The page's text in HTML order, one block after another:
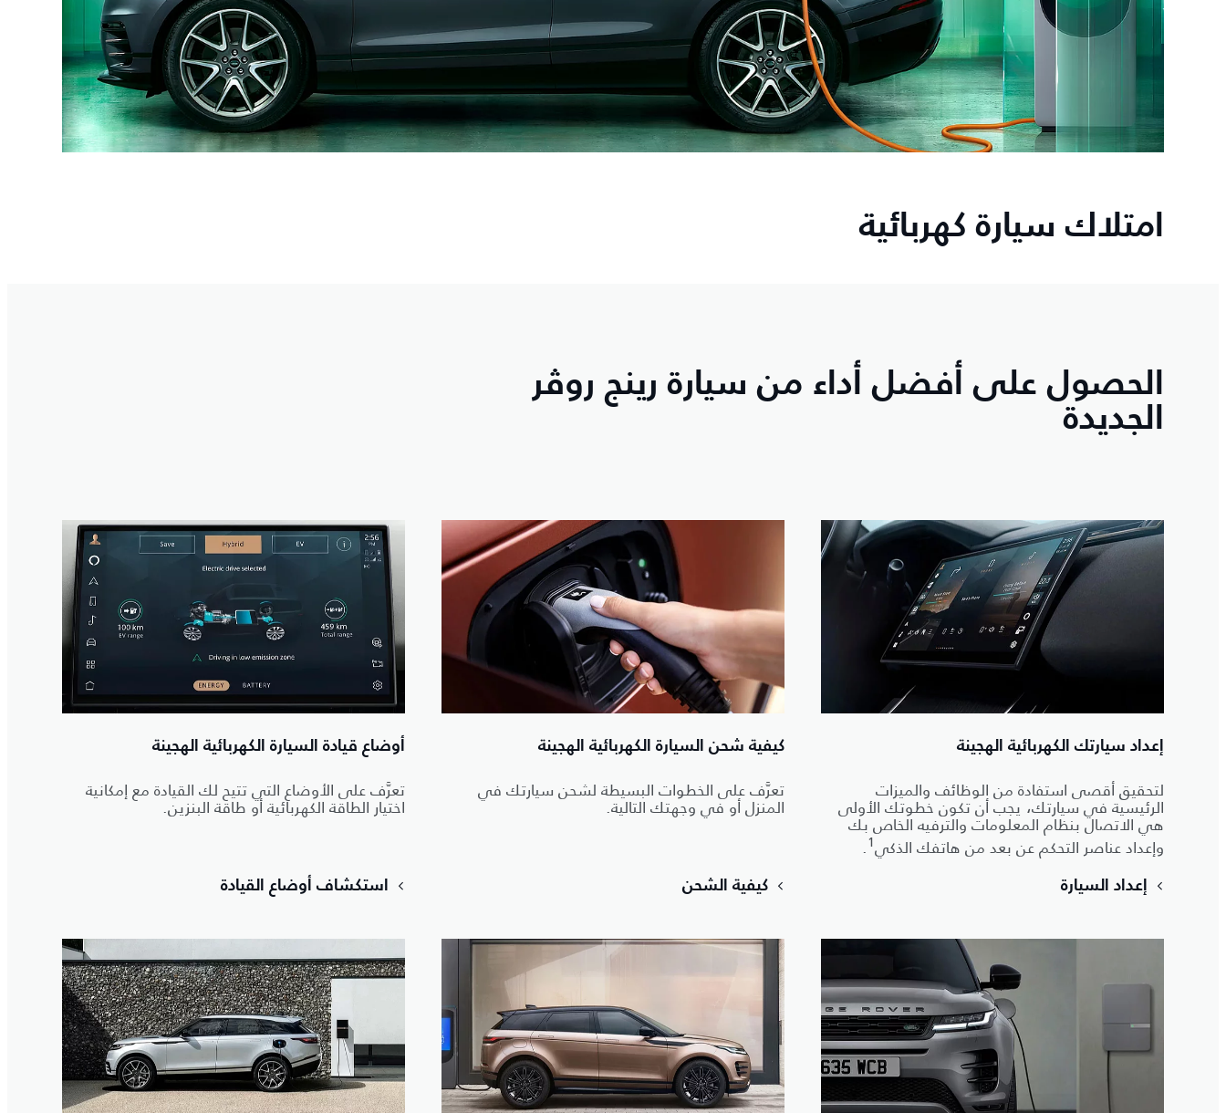
امتلاك سيارة كهربائية
الحصول على أفضل أداء من سيارة رينج روڤر
الجديدة
إعداد سيارتك الكهربائية الهجينة
لتحقيق أقصى استفادة من الوظائف والميزات
الرئيسية في سيارتك، يجب أن تكون خطوتك الأولى
هي الاتصال بنظام المعلومات والترفيه الخاص بك
وإعداد عناصر التحكم عن بعد من هاتفك الذكي1
.
إعداد السيارة
كيفية شحن السيارة الكهربائية الهجينة
تعرَّف على الخطوات البسيطة لشحن سيارتك في
المنزل أو في وجهتك التالية.
كيفية الشحن
أوضاع قيادة السيارة الكهربائية الهجينة
تعرَّف على الأوضاع التي تتيح لك القيادة مع إمكانية
اختيار الطاقة الكهربائية أو طاقة البنزين.
استكشاف أوضاع القيادة